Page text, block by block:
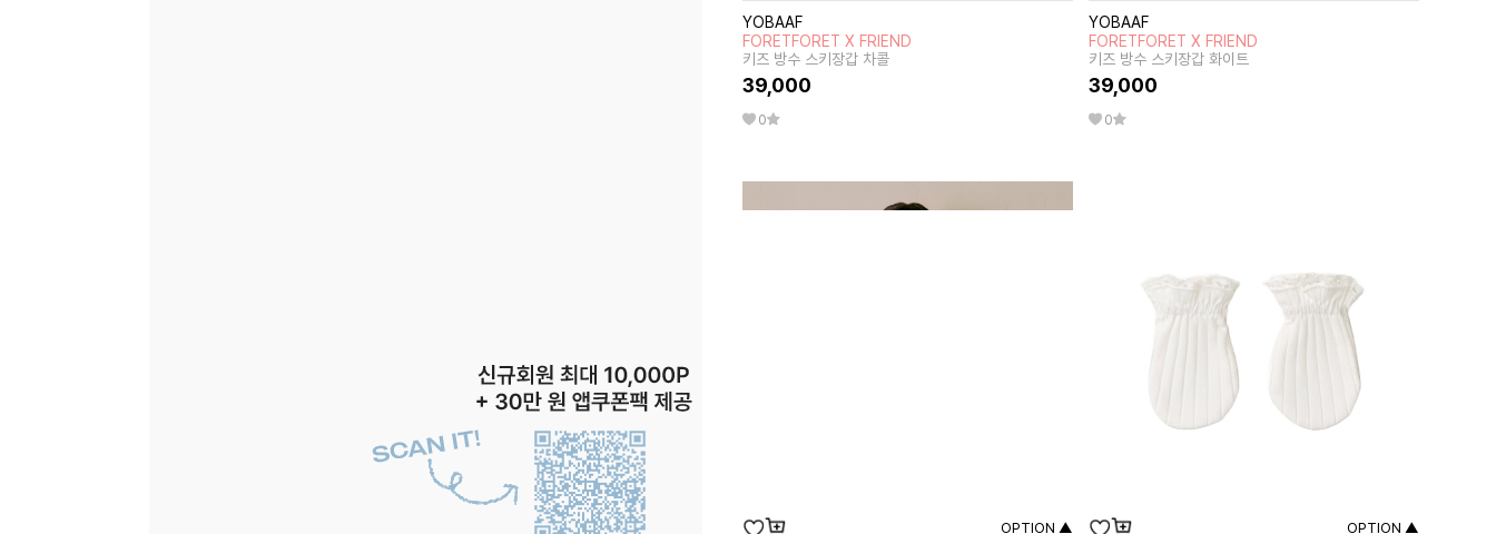
YOBAAF
FORETFORET X FRIEND
키즈 방수 스키장갑 차콜
39,000
0
YOBAAF
FORETFORET X FRIEND
키즈 방수 스키장갑 화이트
39,000
0
OPTION ▲ OPTION ▲